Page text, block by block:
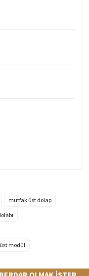
mutfak üst dolap
modül